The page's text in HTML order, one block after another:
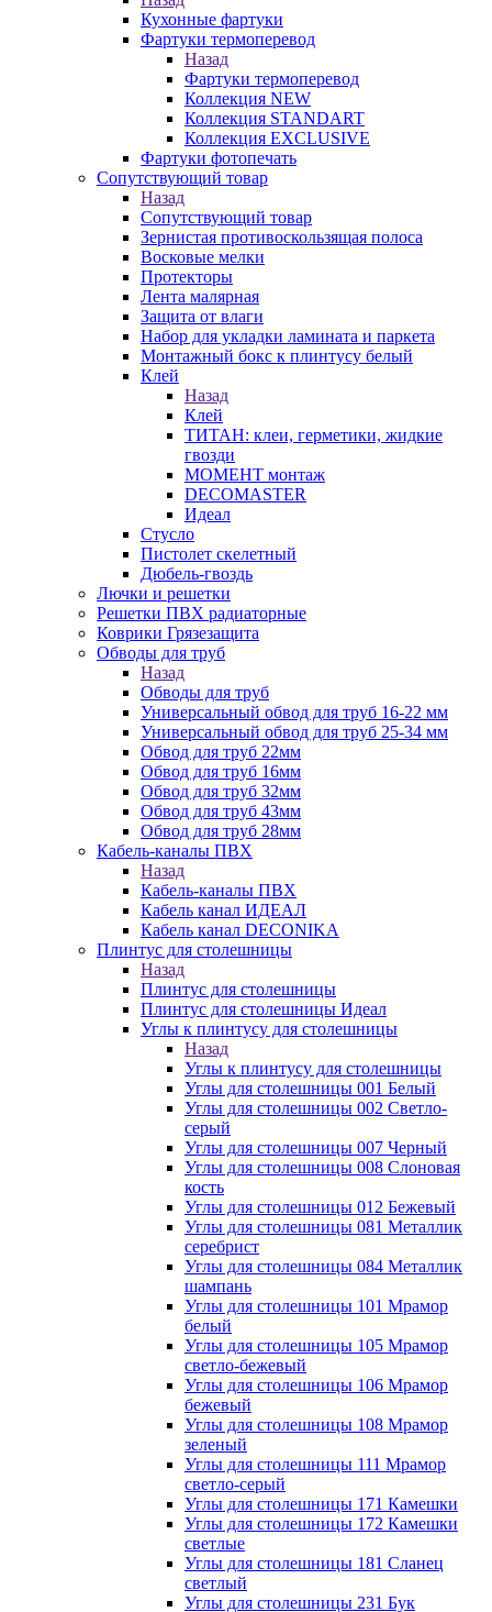
Кухонные фартуки
Фартуки термоперевод
Назад
Фартуки термоперевод
Коллекция NEW
Коллекция STANDART
Коллекция EXCLUSIVE
Фартуки фотопечать
Сопутствующий товар
Назад
Сопутствующий товар
Зернистая противоскользящая полоса
Восковые мелки
Протекторы
Лента малярная
Защита от влаги
Набор для укладки ламината и паркета
Монтажный бокс к плинтусу белый
Клей
Назад
Клей
ТИТАН: клеи, герметики, жидкие
гвозди
МОМЕНТ монтаж
DECOMASTER
Идеал
Стусло
Пистолет скелетный
Дюбель-гвоздь
Лючки и решетки
Решетки ПВХ радиаторные
Коврики Грязезащита
Обводы для труб
Назад
Обводы для труб
Универсальный обвод для труб 16-22 мм
Универсальный обвод для труб 25-34 мм
Обвод для труб 22мм
Обвод для труб 16мм
Обвод для труб 32мм
Обвод для труб 43мм
Обвод для труб 28мм
Кабель-каналы ПВХ
Назад
Кабель-каналы ПВХ
Кабель канал ИДЕАЛ
Кабель канал DECONIKA
Плинтус для столешницы
Назад
Плинтус для столешницы
Плинтус для столешницы Идеал
Углы к плинтусу для столешницы
Назад
Углы к плинтусу для столешницы
Углы для столешницы 001 Белый
Углы для столешницы 002 Светло-
серый
Углы для столешницы 007 Черный
Углы для столешницы 008 Слоновая
кость
Углы для столешницы 012 Бежевый
Углы для столешницы 081 Металлик
серебрист
Углы для столешницы 084 Металлик
шампань
Углы для столешницы 101 Мрамор
белый
Углы для столешницы 105 Мрамор
светло-бежевый
Углы для столешницы 106 Мрамор
бежевый
Углы для столешницы 108 Мрамор
зеленый
Углы для столешницы 111 Мрамор
светло-серый
Углы для столешницы 171 Камешки
Углы для столешницы 172 Камешки
светлые
Углы для столешницы 181 Сланец
светлый
Углы для столешницы 231 Бук